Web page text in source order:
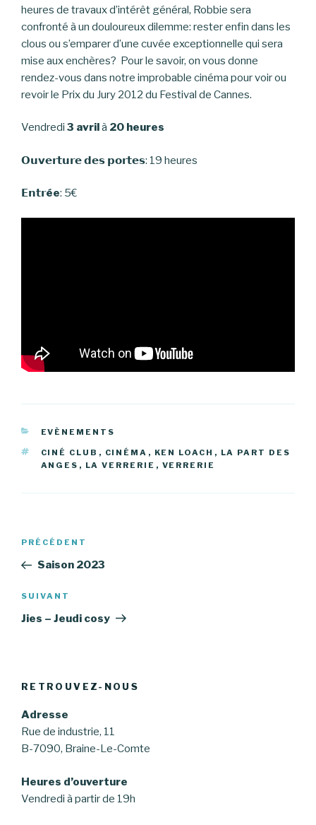
heures de travaux d’intérêt général, Robbie sera
confronté à un douloureux dilemme: rester enfin dans les
clous ou s’emparer d’une cuvée exceptionnelle qui sera
mise aux enchères? Pour le savoir, on vous donne
rendez-vous dans notre improbable cinéma pour voir ou
revoir le Prix du Jury 2012 du Festival de Cannes.
Vendredi 3 avril à 20 heures
𝗢𝘂𝘃𝗲𝗿𝘁𝘂𝗿𝗲 𝗱𝗲𝘀 𝗽𝗼𝗿𝘁𝗲𝘀: 19 heures
𝗘𝗻𝘁𝗿ée: 5€
CATÉGORIES
EVÈNEMENTS
ÉTIQUETTES
CINÉ CLUB , CINÉMA , KEN LOACH , LA PART DES
ANGES , LA VERRERIE , VERRERIE
Navigation
l’article
Article
précédent
PRÉCÉDENT
Saison 2023
Article
suivant
SUIVANT
Jies – Jeudi cosy
RETROUVEZ-NOUS
Adresse
Rue de industrie, 11
B-7090, Braine-Le-Comte
Heures d’ouverture
Vendredi à partir de 19h